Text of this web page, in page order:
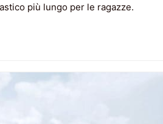
più lungo per le ragazze.